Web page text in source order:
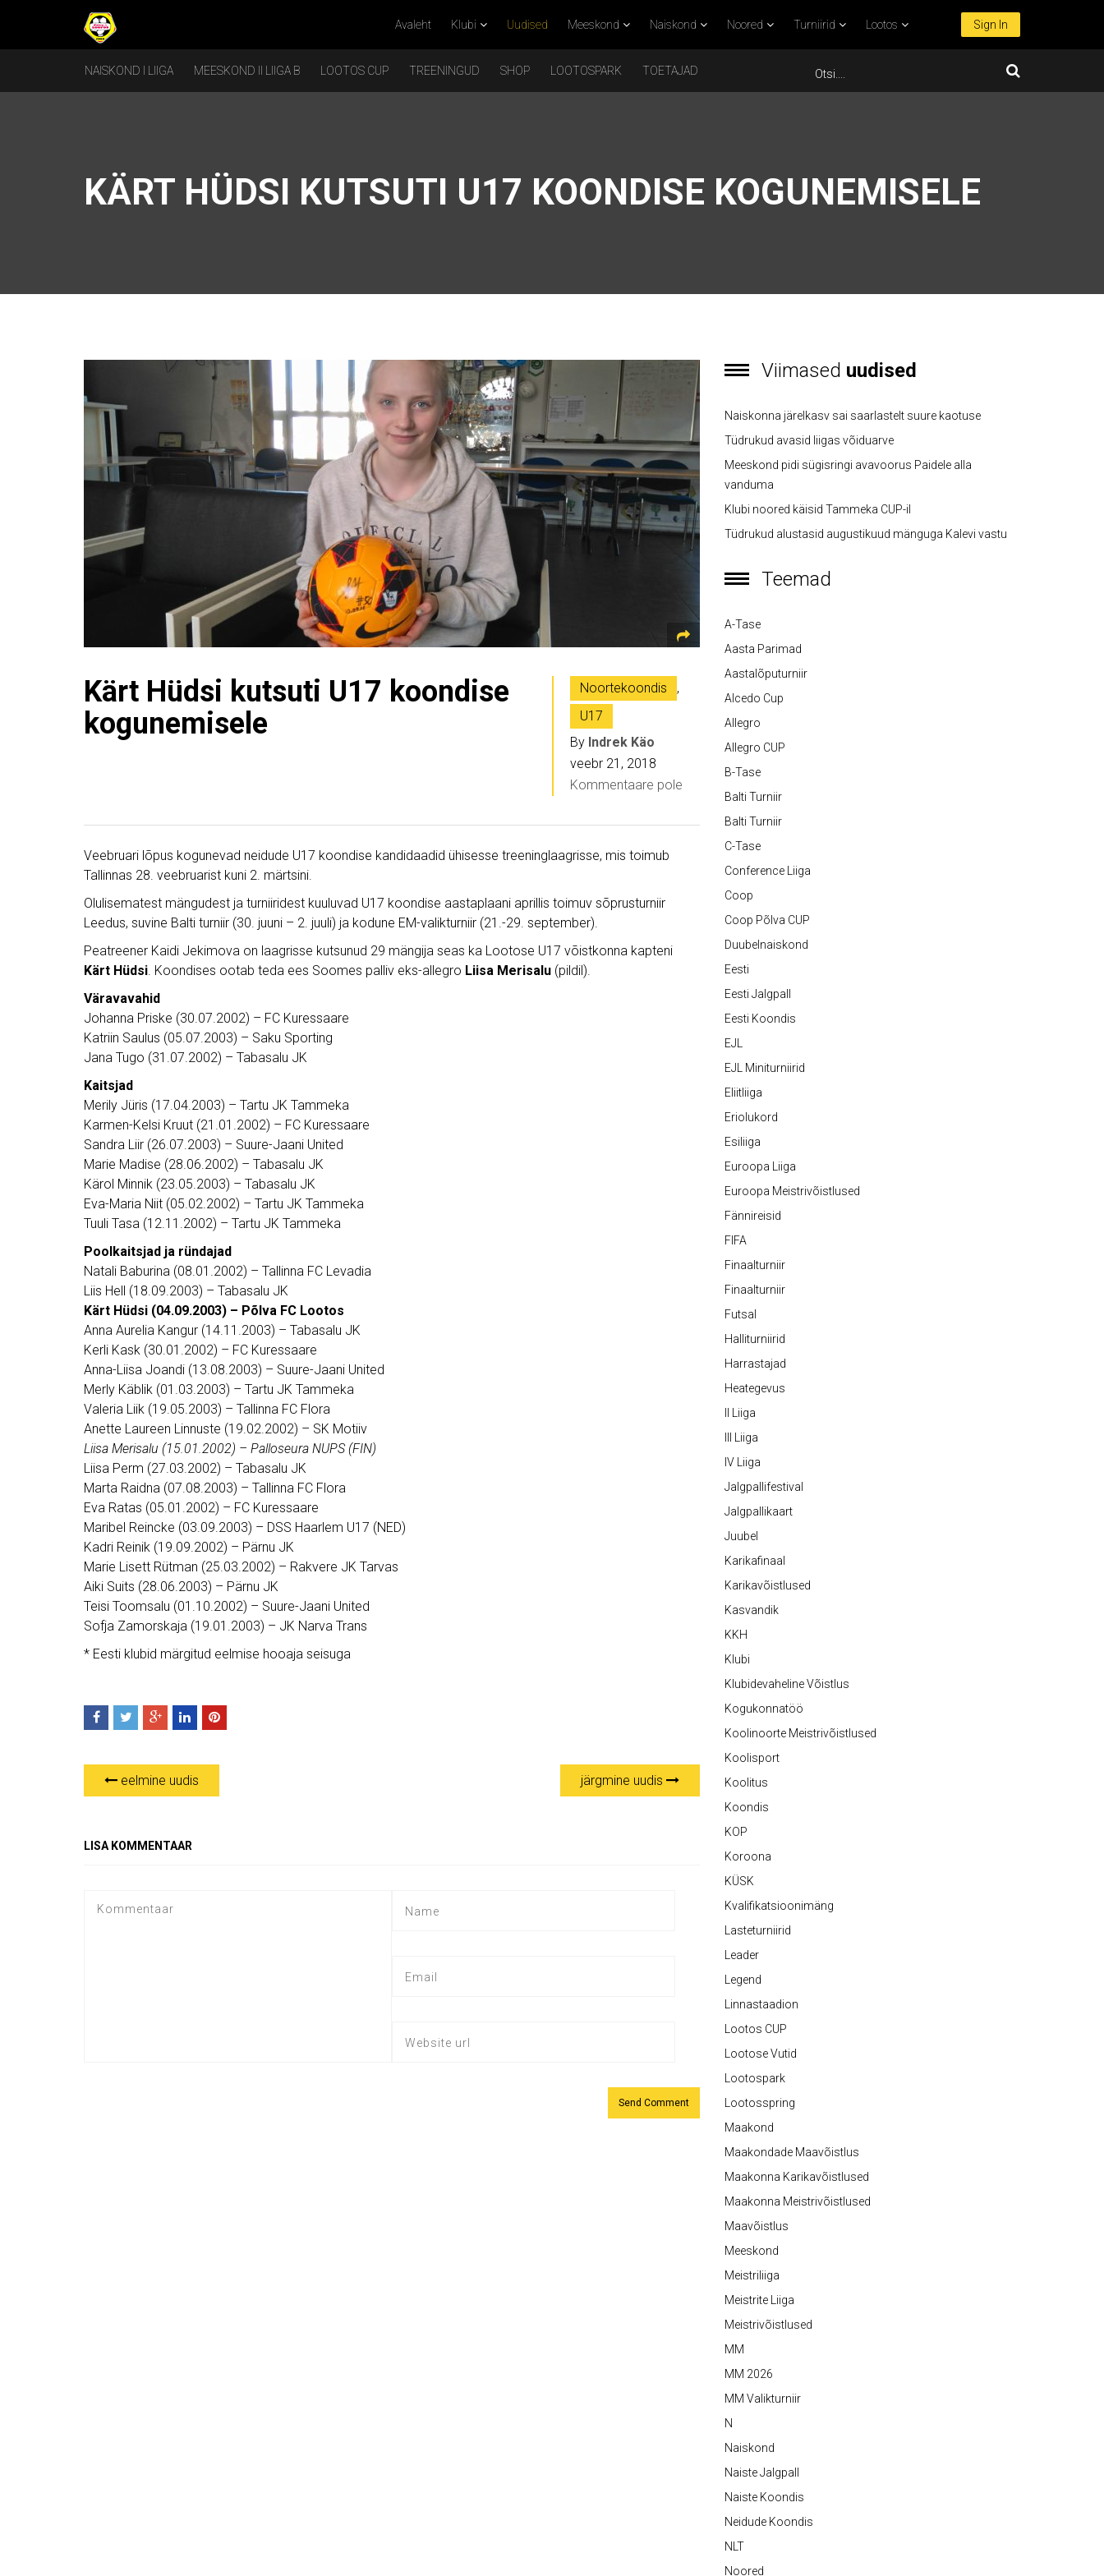
Avaleht Klubi Uudised Meeskond Naiskond Noored Turniirid Lootos Sign In
NAISKOND I LIIGA MEESKOND II LIIGA B LOOTOS CUP TREENINGUD SHOP LOOTOSPARK TOETAJAD
KÄRT HÜDSI KUTSUTI U17 KOONDISE KOGUNEMISELE
Kärt Hüdsi kutsuti U17 koondise
kogunemisele
Noortekoondis
,
U17
By Indrek Käo
veebr 21, 2018
Kommentaare pole
Veebruari lõpus kogunevad neidude U17 koondise kandidaadid ühisesse treeninglaagrisse, mis toimub
Tallinnas 28. veebruarist kuni 2. märtsini.
Olulisematest mängudest ja turniiridest kuuluvad U17 koondise aastaplaani aprillis toimuv sõprusturniir
Leedus, suvine Balti turniir (30. juuni – 2. juuli) ja kodune EM-valikturniir (21.-29. september).
Peatreener Kaidi Jekimova on laagrisse kutsunud 29 mängija seas ka Lootose U17 võistkonna kapteni
Kärt Hüdsi. Koondises ootab teda ees Soomes palliv eks-allegro Liisa Merisalu (pildil).
Väravavahid
Johanna Priske (30.07.2002) – FC Kuressaare
Katriin Saulus (05.07.2003) – Saku Sporting
Jana Tugo (31.07.2002) – Tabasalu JK
Kaitsjad
Merily Jüris (17.04.2003) – Tartu JK Tammeka
Karmen-Kelsi Kruut (21.01.2002) – FC Kuressaare
Sandra Liir (26.07.2003) – Suure-Jaani United
Marie Madise (28.06.2002) – Tabasalu JK
Kärol Minnik (23.05.2003) – Tabasalu JK
Eva-Maria Niit (05.02.2002) – Tartu JK Tammeka
Tuuli Tasa (12.11.2002) – Tartu JK Tammeka
Poolkaitsjad ja ründajad
Natali Baburina (08.01.2002) – Tallinna FC Levadia
Liis Hell (18.09.2003) – Tabasalu JK
Kärt Hüdsi (04.09.2003) – Põlva FC Lootos
Anna Aurelia Kangur (14.11.2003) – Tabasalu JK
Kerli Kask (30.01.2002) – FC Kuressaare
Anna-Liisa Joandi (13.08.2003) – Suure-Jaani United
Merly Käblik (01.03.2003) – Tartu JK Tammeka
Valeria Liik (19.05.2003) – Tallinna FC Flora
Anette Laureen Linnuste (19.02.2002) – SK Motiiv
Liisa Merisalu (15.01.2002) – Palloseura NUPS (FIN)
Liisa Perm (27.03.2002) – Tabasalu JK
Marta Raidna (07.08.2003) – Tallinna FC Flora
Eva Ratas (05.01.2002) – FC Kuressaare
Maribel Reincke (03.09.2003) – DSS Haarlem U17 (NED)
Kadri Reinik (19.09.2002) – Pärnu JK
Marie Lisett Rütman (25.03.2002) – Rakvere JK Tarvas
Aiki Suits (28.06.2003) – Pärnu JK
Teisi Toomsalu (01.10.2002) – Suure-Jaani United
Sofja Zamorskaja (19.01.2003) – JK Narva Trans
* Eesti klubid märgitud eelmise hooaja seisuga
eelmine uudis järgmine uudis
LISA KOMMENTAAR
Viimased uudised
Naiskonna järelkasv sai saarlastelt suure kaotuse
Tüdrukud avasid liigas võiduarve
Meeskond pidi sügisringi avavoorus Paidele alla
vanduma
Klubi noored käisid Tammeka CUP-il
Tüdrukud alustasid augustikuud mänguga Kalevi vastu
Teemad
A-Tase
Aasta Parimad
Aastalõputurniir
Alcedo Cup
Allegro
Allegro CUP
B-Tase
Balti Turniir
Balti Turniir
C-Tase
Conference Liiga
Coop
Coop Põlva CUP
Duubelnaiskond
Eesti
Eesti Jalgpall
Eesti Koondis
EJL
EJL Miniturniirid
Eliitliiga
Eriolukord
Esiliiga
Euroopa Liiga
Euroopa Meistrivõistlused
Fännireisid
FIFA
Finaalturniir
Finaalturniir
Futsal
Halliturniirid
Harrastajad
Heategevus
II Liiga
III Liiga
IV Liiga
Jalgpallifestival
Jalgpallikaart
Juubel
Karikafinaal
Karikavõistlused
Kasvandik
KKH
Klubi
Klubidevaheline Võistlus
Kogukonnatöö
Koolinoorte Meistrivõistlused
Koolisport
Koolitus
Koondis
KOP
Koroona
KÜSK
Kvalifikatsioonimäng
Lasteturniirid
Leader
Legend
Linnastaadion
Lootos CUP
Lootose Vutid
Lootospark
Lootosspring
Maakond
Maakondade Maavõistlus
Maakonna Karikavõistlused
Maakonna Meistrivõistlused
Maavõistlus
Meeskond
Meistriliiga
Meistrite Liiga
Meistrivõistlused
MM
MM 2026
MM Valikturniir
N
Naiskond
Naiste Jalgpall
Naiste Koondis
Neidude Koondis
NLT
Noored